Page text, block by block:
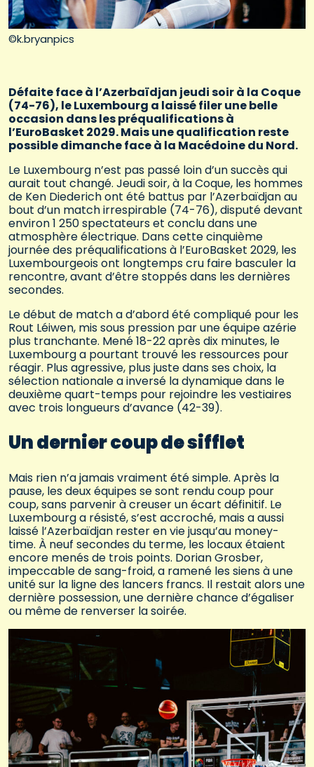
©k.bryanpics
Défaite face à l’Azerbaïdjan jeudi soir à la Coque
(74-76), le Luxembourg a laissé filer une belle
occasion dans les préqualifications à
l’EuroBasket 2029. Mais une qualification reste
possible dimanche face à la Macédoine du Nord.
Le Luxembourg n’est pas passé loin d’un succès qui
aurait tout changé. Jeudi soir, à la Coque, les hommes
de Ken Diederich ont été battus par l’Azerbaïdjan au
bout d’un match irrespirable (74-76), disputé devant
environ 1 250 spectateurs et conclu dans une
atmosphère électrique. Dans cette cinquième
journée des préqualifications à l’EuroBasket 2029, les
Luxembourgeois ont longtemps cru faire basculer la
rencontre, avant d’être stoppés dans les dernières
secondes.
Le début de match a d’abord été compliqué pour les
Rout Léiwen, mis sous pression par une équipe azérie
plus tranchante. Mené 18-22 après dix minutes, le
Luxembourg a pourtant trouvé les ressources pour
réagir. Plus agressive, plus juste dans ses choix, la
sélection nationale a inversé la dynamique dans le
deuxième quart-temps pour rejoindre les vestiaires
avec trois longueurs d’avance (42-39).
Un dernier coup de sifflet
Mais rien n’a jamais vraiment été simple. Après la
pause, les deux équipes se sont rendu coup pour
coup, sans parvenir à creuser un écart définitif. Le
Luxembourg a résisté, s’est accroché, mais a aussi
laissé l’Azerbaïdjan rester en vie jusqu’au money-
time. À neuf secondes du terme, les locaux étaient
encore menés de trois points. Dorian Grosber,
impeccable de sang-froid, a ramené les siens à une
unité sur la ligne des lancers francs. Il restait alors une
dernière possession, une dernière chance d’égaliser
ou même de renverser la soirée.